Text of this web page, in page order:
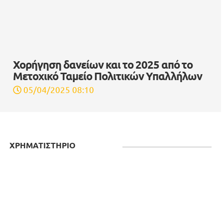
Χορήγηση δανείων και το 2025 από το
Μετοχικό Ταμείο Πολιτικών Υπαλλήλων
05/04/2025 08:10
ΧΡΗΜΑΤΙΣΤΗΡΙΟ